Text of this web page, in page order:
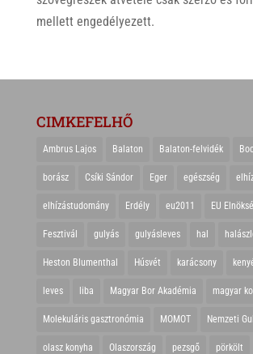
mellett engedélyezett.
CIMKEFELHŐ
Ambrus Lajos Balaton Balaton-felvidék
borász Csíki Sándor Eger egészség
elhízástudomány Erdély eu2011 EU
Fesztivál gulyás gulyásleves hal
Heston Blumenthal Húsvét karácsony
leves liba Magyar Bor Akadémia magyar
Molekuláris gasztronómia MOMOT Nemzeti
olasz konyha Olaszország pezsgő pörkölt